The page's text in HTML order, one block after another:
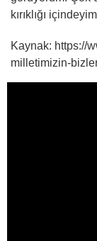
kırıklığı
Kaynak: https://
milletimizin-